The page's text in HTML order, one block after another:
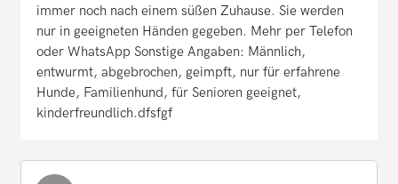
immer noch nach einem süßen Zuhause. Sie werden
nur in geeigneten Händen gegeben. Mehr per Telefon
oder WhatsApp Sonstige Angaben: Männlich,
entwurmt, abgebrochen, geimpft, nur für erfahrene
Hunde, Familienhund, für Senioren geeignet,
kinderfreundlich.dfsfgf